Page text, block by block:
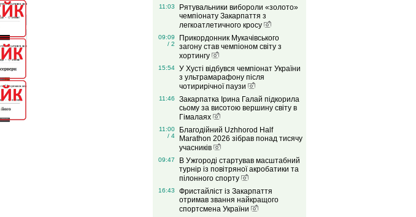
11:03
Рятувальники вибороли «золото»
чемпіонату Закарпаття з
легкоатлетичного кросу
09:09
/ 2
Прикордонник Мукачівського
загону став чемпіоном світу з
хортингу
15:54
У Хусті відбувся чемпіонат України
з ультрамарафону після
чотирирічної паузи
11:46
Закарпатка Ірина Галай підкорила
сьому за висотою вершину світу в
Гімалаях
11:00
/ 4
Благодійний Uzhhorod Half
Marathon 2026 зібрав понад тисячу
учасників
09:47
В Ужгороді стартував масштабний
турнір із повітряної акробатики та
пілонного спорту
16:43
Фристайліст із Закарпаття
отримав звання найкращого
спортсмена України